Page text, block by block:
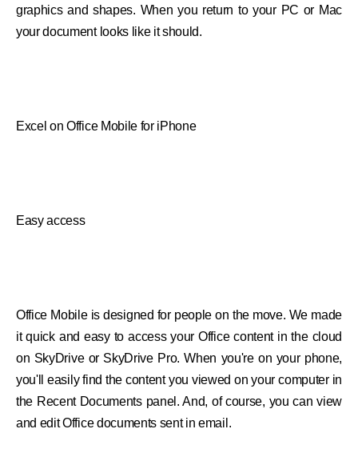
graphics and shapes. When you return to your PC or Mac
your document looks like it should.
Excel on Office Mobile for iPhone
Easy access
Office Mobile is designed for people on the move. We made
it quick and easy to access your Office content in the cloud
on SkyDrive or SkyDrive Pro. When you're on your phone,
you'll easily find the content you viewed on your computer in
the Recent Documents panel. And, of course, you can view
and edit Office documents sent in email.